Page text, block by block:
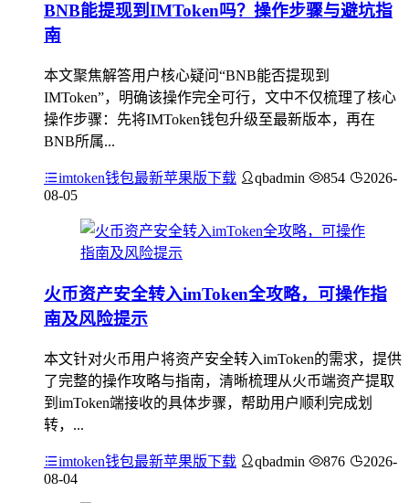
BNB能提现到IMToken吗？操作步骤与避坑指
南
本文聚焦解答用户核心疑问“BNB能否提现到
IMToken”，明确该操作完全可行，文中不仅梳理了核心
操作步骤：先将IMToken钱包升级至最新版本，再在
BNB所属...
imtoken钱包最新苹果版下载 qbadmin 854
2026-
08-05
火币资产安全转入imToken全攻略，可操作指
南及风险提示
本文针对火币用户将资产安全转入imToken的需求，提供
了完整的操作攻略与指南，清晰梳理从火币端资产提取
到imToken端接收的具体步骤，帮助用户顺利完成划
转，...
imtoken钱包最新苹果版下载 qbadmin 876
2026-
08-04